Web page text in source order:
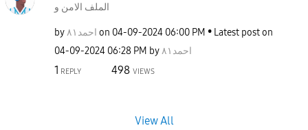
الملف الامن و
by احمد٨١ on ‎04-09-2024 06:00 PM
Latest post on
‎04-09-2024 06:28 PM by احمد٨١
1 REPLY 498 VIEWS
View All